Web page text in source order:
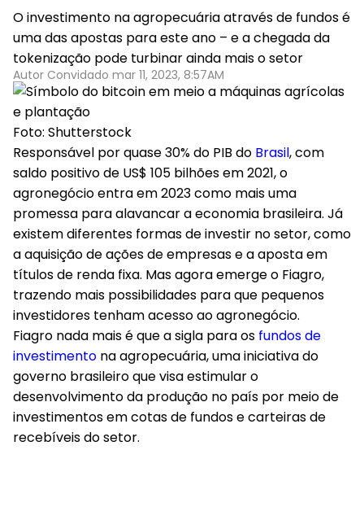
O investimento na agropecuária através de fundos é
uma das apostas para este ano – e a chegada da
tokenização pode turbinar ainda mais o setor
Autor Convidado mar 11, 2023, 8:57AM
Foto: Shutterstock
Responsável por quase 30% do PIB do Brasil, com
saldo positivo de US$ 105 bilhões em 2021, o
agronegócio entra em 2023 como mais uma
promessa para alavancar a economia brasileira. Já
existem diferentes formas de investir no setor, como
a aquisição de ações de empresas e a aposta em
títulos de renda fixa. Mas agora emerge o Fiagro,
trazendo mais possibilidades para que pequenos
investidores tenham acesso ao agronegócio.
Fiagro nada mais é que a sigla para os fundos de
investimento na agropecuária, uma iniciativa do
governo brasileiro que visa estimular o
desenvolvimento da produção no país por meio de
investimentos em cotas de fundos e carteiras de
recebíveis do setor.